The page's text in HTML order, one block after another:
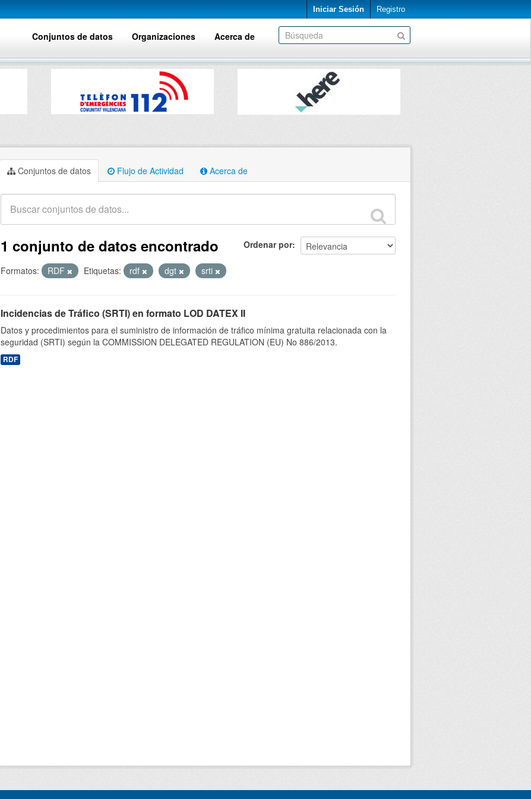
Iniciar Sesión Registro
Conjuntos de datos Organizaciones Acerca de
Conjuntos de datos Flujo de Actividad Acerca de
Ordenar por
1 conjunto de datos encontrado
Formatos: RDF Etiquetas: rdf dgt srti
Incidencias de Tráfico (SRTI) en formato LOD DATEX II
Datos y procedimientos para el suministro de información de tráfico mínima gratuita relacionada con la
seguridad (SRTI) según la COMMISSION DELEGATED REGULATION (EU) No 886/2013.
RDF